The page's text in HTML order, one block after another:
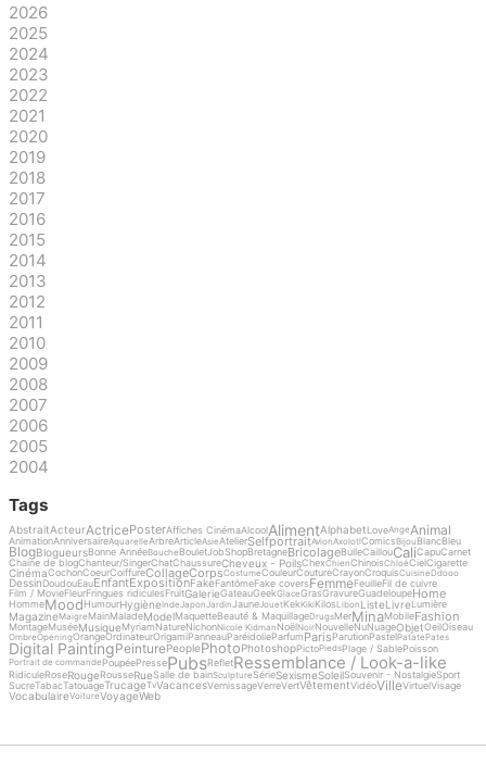
2026
2025
2024
2023
2022
2021
2020
2019
2018
2017
2016
2015
2014
2013
2012
2011
2010
2009
2008
2007
2006
2005
2004
Tags
AbstraitActeurActricePosterAffiches CinémaAlcoolAlimentAlphabetLoveAnge Animal
AnimationAnniversaireAquarelleArbreArticleAsieAtelierSelfportraitAvionAxolotlComicsBijou BlancBleu
BlogBlogueursBonne AnnéeBouche BouletJobShopBretagneBricolageBulleCaillouCaliCapuCarnet
Chaine de blogChanteur/SingerChatChaussureCheveux - PoilsChexChienChinoisChloéCielCigarette
CinémaCochonCoeurCoiffureCollageCorpsCostumeCouleurCoutureCrayonCroquisCuisineDdooo
DessinDoudouEauEnfantExpositionFakeFantômeFake coversFemmeFeuilleFil de cuivre
Film / MovieFleurFringues ridiculesFruitGalerieGateauGeekGlaceGrasGravureGuadeloupeHome
HommeMoodHumourHygièneInde Japon JardinJaune Jouet KekKikiKilosLibon ListeLivreLumière
MagazineMaigre MainMaladeModelMaquetteBeauté & MaquillageDrugsMerMinaMobileFashion
MontageMuséeMusiqueMyriamNatureNichonNicole Kidman NoëlNoirNouvelleNuNuageObjetOeilOiseau
OmbreOpeningOrangeOrdinateurOrigamiPanneauParéidolieParfumParisParutionPastelPatatePates
Digital PaintingPeinturePeoplePhotoPhotoshopPictoPiedsPlage / SablePoisson
Portrait de commande PoupéePressePubsRefletRessemblance / Look-a-like
RidiculeRoseRougeRousseRueSalle de bainSculptureSérieSexismeSoleilSouvenir - NostalgieSport
SucreTabacTatouageTrucageTvVacancesVernissageVerreVertVêtementVidéoVilleVirtuelVisage
VocabulaireVoitureVoyageWeb